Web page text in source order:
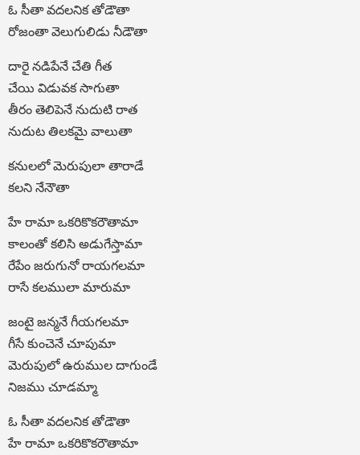
ఓ సీతా వదలనిక తోడౌతా
రోజంతా వెలుగులిడు నీడౌతా
దారై నడిపేనే చేతి గీత
చేయి విడువక సాగుతా
తీరం తెలిపెనే నుదుటి రాత
నుదుట తిలకమై వాలుతా
కనులలో మెరుపులా తారాడే
కలని నేనౌతా
హే రామా ఒకరికొకరౌతామా
కాలంతో కలిసి అడుగేస్తామా
రేపేం జరుగునో రాయగలమా
రాసే కలములా మారుమా
జంటై జన్మనే గీయగలమా
గీసే కుంచెనే చూపుమా
మెరుపులో ఉరుముల దాగుండే
నిజము చూడమ్మా
ఓ సీతా వదలనిక తోడౌతా
హే రామా ఒకరికొకరౌతామా